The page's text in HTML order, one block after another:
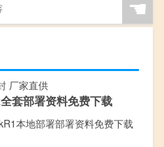
☚
套部署资料免费下载